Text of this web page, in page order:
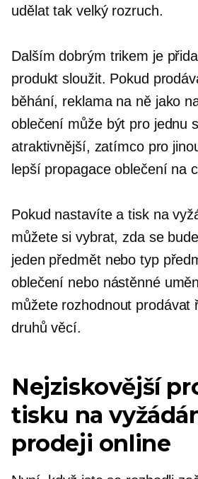
udělat tak velký rozruch.
Dalším dobrým trikem je
produkt sloužit. Pokud
běhání, reklama na ně jako
oblečení může být pro jednu
atraktivnější, zatímco pro
lepší propagace oblečení na
Pokud nastavíte atisk na
můžete si vybrat, zda se
jeden předmět nebo typ
oblečení nebo nástěnné
můžete rozhodnout prodávat
druhů věcí.
Nejziskovější
tisku na
prodeji online